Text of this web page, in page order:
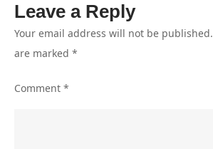
Kurang
Kerjaan
atau
Leave a Reply
Your email address will not be published.
are marked *
Comment *